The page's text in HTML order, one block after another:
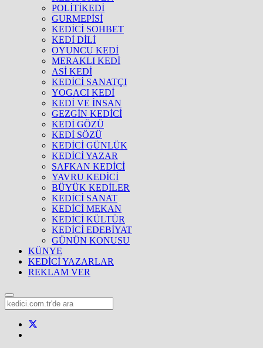
POLİTİKEDİ
GURMEPİSİ
KEDİCİ SOHBET
KEDİ DİLİ
OYUNCU KEDİ
MERAKLI KEDİ
ASİ KEDİ
KEDİCİ SANATÇI
YOGACI KEDİ
KEDİ VE İNSAN
GEZGİN KEDİCİ
KEDİ GÖZÜ
KEDİ SÖZÜ
KEDİCİ GÜNLÜK
KEDİCİ YAZAR
SAFKAN KEDİCİ
YAVRU KEDİCİ
BÜYÜK KEDİLER
KEDİCİ SANAT
KEDİCİ MEKAN
KEDİCİ KÜLTÜR
KEDİCİ EDEBİYAT
GÜNÜN KONUSU
KÜNYE
KEDİCİ YAZARLAR
REKLAM VER